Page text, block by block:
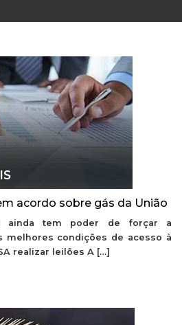
acordo sobre gás da União
ainda tem poder de forçar a
melhores condições de acesso à
realizar leilões A […]